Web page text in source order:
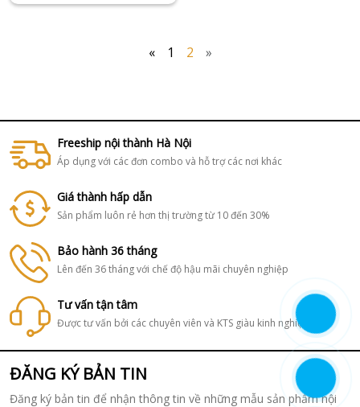
« 1 2 »
Freeship nội thành Hà Nội
Áp dụng với các đơn combo và hỗ trợ các nơi khác
Giá thành hấp dẫn
Sản phẩm luôn rẻ hơn thị trường từ 10 đến 30%
Bảo hành 36 tháng
Lên đến 36 tháng với chế độ hậu mãi chuyên nghiệp
Tư vấn tận tâm
Được tư vấn bởi các chuyên viên và KTS giàu kinh nghiệm
ĐĂNG KÝ BẢN TIN
Đăng ký bản tin để nhận thông tin về những mẫu sản phẩm nội